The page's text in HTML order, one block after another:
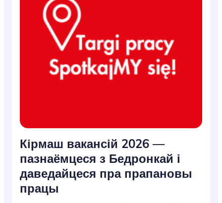
Кірмаш вакансій 2026 —
пазнаёмцеся з Бедронкай і
даведайцеся пра прапановы
працы